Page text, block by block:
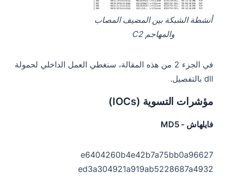
أنشطة الشبكة بين المضيف المصاب
والمهاجم C2
في الجزء 2 من هذه المقالة، سنغطي العمل الداخلي لحمولة
dll بالتفصيل.
مؤشرات التسوية (IOCs)
فايلهاش - MD5
e6404260b4e42b7a75bb0a96627
ed3a304921a919ab5228687a4932